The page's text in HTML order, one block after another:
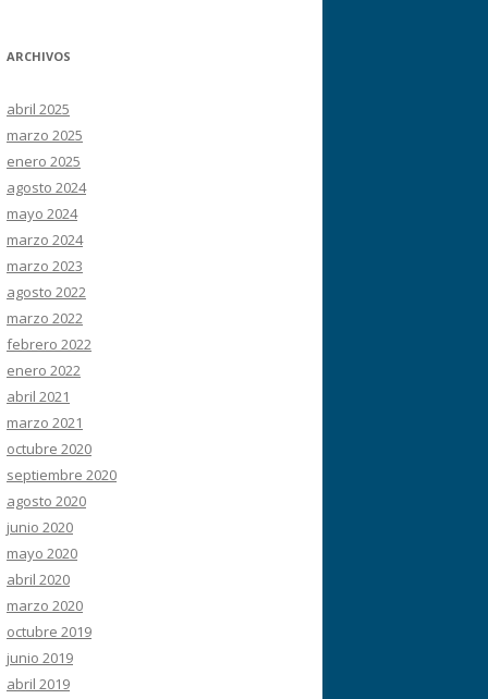
ARCHIVOS
abril 2025
marzo 2025
enero 2025
agosto 2024
mayo 2024
marzo 2024
marzo 2023
agosto 2022
marzo 2022
febrero 2022
enero 2022
abril 2021
marzo 2021
octubre 2020
septiembre 2020
agosto 2020
junio 2020
mayo 2020
abril 2020
marzo 2020
octubre 2019
junio 2019
abril 2019